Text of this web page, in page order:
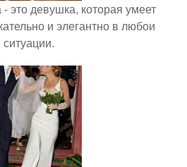
это девушка, которая умеет
и элегантно в любои
ситуации.